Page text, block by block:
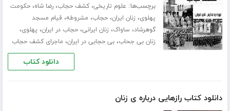
برچسب‌ها: علوم تاریخی،کشف حجاب،رضا شاه،حکومت
پهلوی، زنان ایران،حجاب، مشروطه، قیام مسجد
گوهرشاد، ساواک، زنان ایرانی،حجاب در ایران، پهلوی،
زنان بی جحاب،بی حجابی در ایران، ماجرای کشف حجاب
دانلود کتاب
دانلود کتاب رازهایی درباره ی زنان